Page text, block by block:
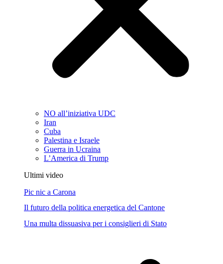
NO all’iniziativa UDC
Iran
Cuba
Palestina e Israele
Guerra in Ucraina
L’America di Trump
Ultimi video
Pic nic a Carona
Il futuro della politica energetica del Cantone
Una multa dissuasiva per i consiglieri di Stato